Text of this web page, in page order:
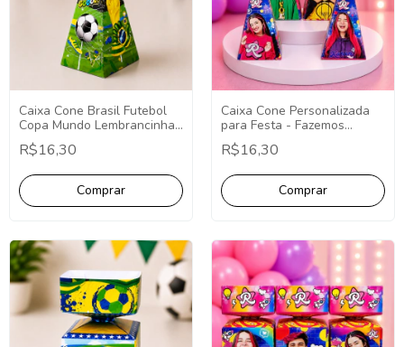
Caixa Cone Brasil Futebol
Copa Mundo Lembrancinhas
10 Unidades.
R$16,30
Caixa Cone Personalizada
para Festa - Fazemos
Qualquer Tema -
Lembrancinha
R$16,30